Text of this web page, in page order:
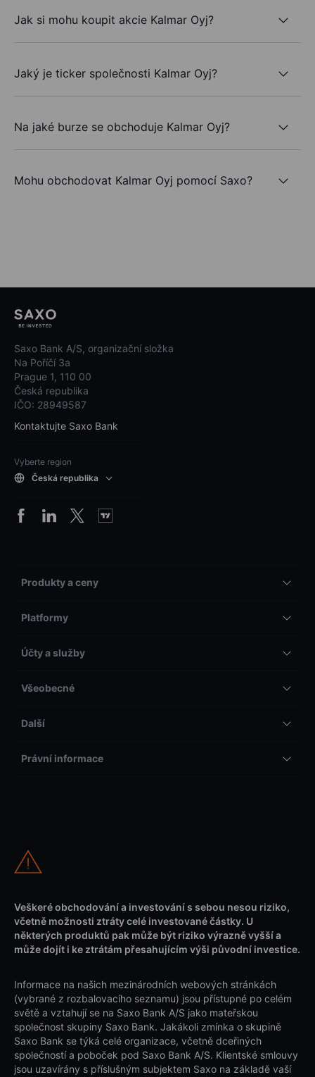
Jak si mohu koupit akcie Kalmar Oyj?
Jaký je ticker společnosti Kalmar Oyj?
Na jaké burze se obchoduje Kalmar Oyj?
Mohu obchodovat Kalmar Oyj pomocí Saxo?
Saxo Bank A/S, organizační složka
Na Poříčí 3a
Prague 1, 110 00
Česká republika
IČO: 28949587
Kontaktujte Saxo Bank
Vyberte region
Česká republika
Produkty a ceny
Platformy
Účty a služby
Všeobecné
Další
Právní informace
Veškeré obchodování a investování s sebou nesou riziko,
včetně možnosti ztráty celé investované částky. U
některých produktů pak může být riziko výrazně vyšší a
může dojít i ke ztrátám přesahujícím výši původní investice.
Informace na našich mezinárodních webových stránkách
(vybrané z rozbalovacího seznamu) jsou přístupné po celém
světě a vztahují se na Saxo Bank A/S jako mateřskou
společnost skupiny Saxo Bank. Jakákoli zmínka o skupině
Saxo Bank se týká celé organizace, včetně dceřiných
společností a poboček pod Saxo Bank A/S. Klientské smlouvy
jsou uzavírány s příslušným subjektem Saxo na základě vaší